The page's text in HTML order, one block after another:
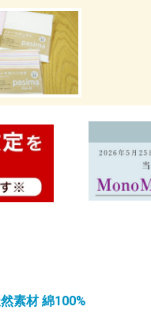
素材 綿100%